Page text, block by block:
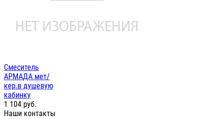
Смеситель
АРМАДА мет/
кер.в душевую
кабинку
1 104 руб.
Наши контакты